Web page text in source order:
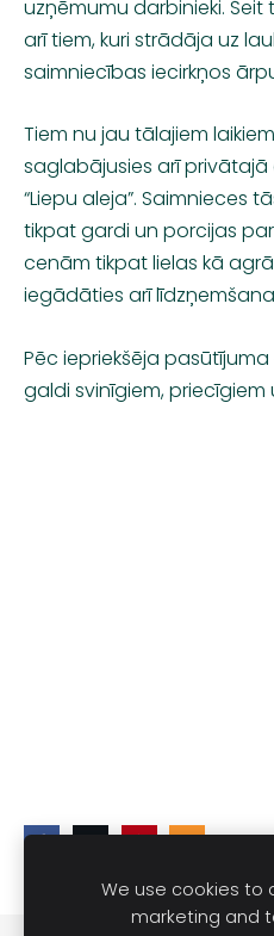
uzņēmumu darbinieki.
arī tiem, kuri strādāja uz
saimniecības iecirkņos
Tiem nu jau tālajiem
saglabājusies arī
“Liepu aleja”. Saimnieces
tikpat gardi un porcijas
cenām tikpat lielas kā
iegādāties arī
Pēc iepriekšēja
galdi svinīgiem,
We use cookies to
marketing and